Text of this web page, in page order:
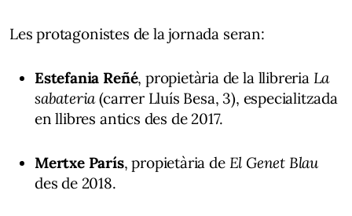
Les protagonistes de la jornada seran:
Estefania Reñé, propietària de la llibreria La
sabateria(carrer Lluís Besa, 3), especialitzada
en llibres antics des de 2017.
Mertxe París, propietària de El Genet Blau
des de 2018.